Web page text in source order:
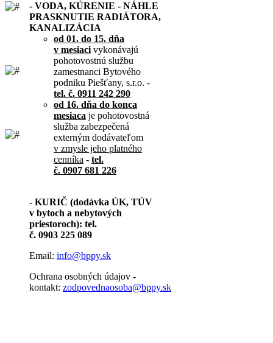
- VODA, KÚRENIE - NÁHLE
PRASKNUTIE RADIÁTORA,
KANALIZÁCIA
od 01. do 15. dňa
v mesiaci vykonávajú
pohotovostnú službu
zamestnanci Bytového
podniku Piešťany, s.r.o. -
tel. č. 0911 242 290
od 16. dňa do konca
mesiaca je pohotovostná
služba zabezpečená
externým dodávateľom
v zmysle jeho platného
cenníka - tel.
č. 0907 681 226
- KURIČ (dodávka ÚK, TÚV
v bytoch a nebytových
priestoroch): tel.
č. 0903 225 089
Email: info@bppy.sk
Ochrana osobných údajov -
kontakt: zodpovednaosoba@bppy.sk